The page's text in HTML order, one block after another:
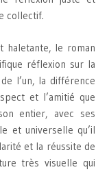
collectif.
haletante, le roman
réflexion sur la
l’un, la différence
et l’amitié que
entier, avec ses
et universelle qu’il
et la réussite de
très visuelle qui